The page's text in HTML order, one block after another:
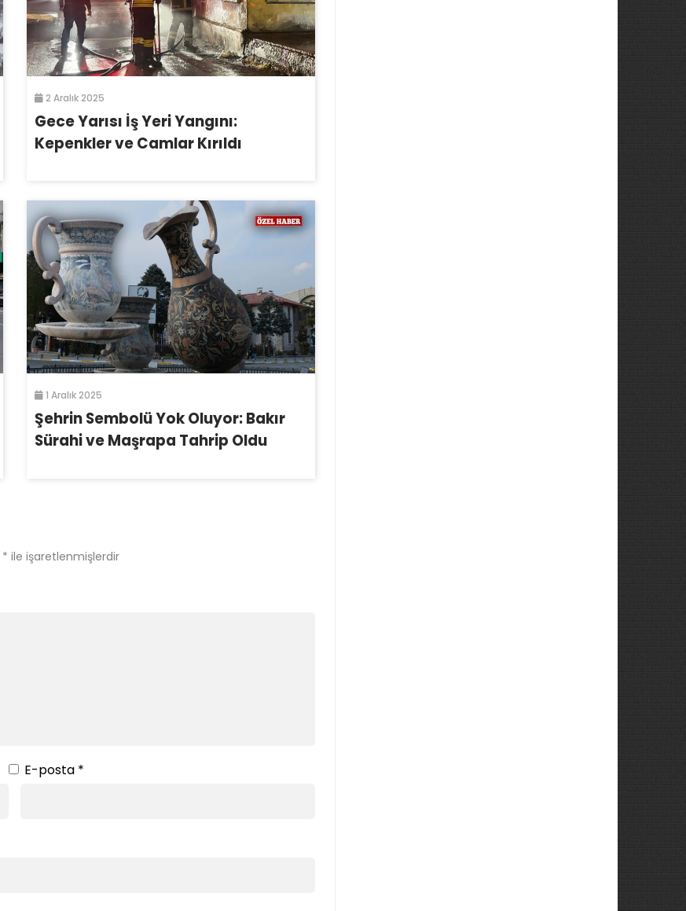
2 Aralık 2025
Gece Yarısı İş Yeri Yangını:
Kepenkler ve Camlar Kırıldı
1 Aralık 2025
Şehrin Sembolü Yok Oluyor: Bakır
Sürahi ve Maşrapa Tahrip Oldu
* ile işaretlenmişlerdir
E-posta *